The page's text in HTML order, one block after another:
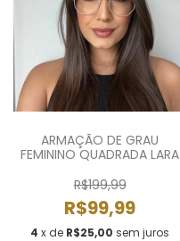
ARMAÇÃO DE GRAU
FEMININO QUADRADA LARA
R$199,99
R$99,99
4 x de R$25,00 sem juros